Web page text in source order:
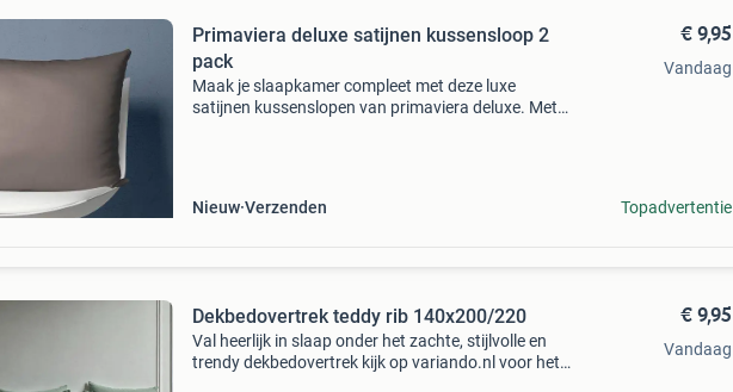
Primaviera deluxe satijnen kussensloop 2
pack
Maak je slaapkamer compleet met deze luxe
satijnen kussenslopen van primaviera deluxe. Met
Nieuw Verzenden
€ 9,95
Vandaag
Topadvertentie
Dekbedovertrek teddy rib 140x200/220
Val heerlijk in slaap onder het zachte, stijlvolle en
trendy dekbedovertrek kijk op variando.nl voor het
€ 9,95
Vandaag